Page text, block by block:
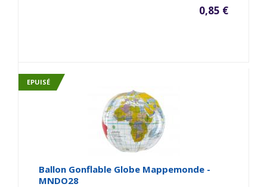
0,85 €
EPUISÉ
Ballon Gonflable Globe Mappemonde -
MNDO28